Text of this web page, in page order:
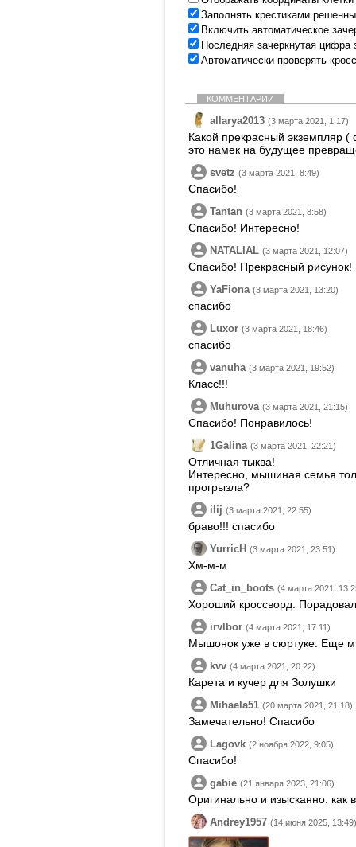
Заполнять крестиками
Включить автоматическое
Последняя зачеркнутая цифра
Автоматически проверять
КОММЕНТАРИИ
allarya2013 (3 марта 2021, 1:17)
Какой прекрасный экземпляр
это намек на будущее
svetz (3 марта 2021, 8:49)
Спасибо!
Tantan (3 марта 2021, 8:58)
Спасибо! Интересно!
NATALIAL (3 марта 2021, 12:07)
Спасибо! Прекрасный рисунок!
YaFiona (3 марта 2021, 13:20)
спасибо
Luxor (3 марта 2021, 18:46)
спасибо
vanuha (3 марта 2021, 19:52)
Класс!!!
Muhurova (3 марта 2021, 21:15)
Спасибо! Понравилось!
1Galina (3 марта 2021, 22:21)
Отличная тыква!
Интересно, мышиная семья
прогрызла?
ilij (3 марта 2021, 22:55)
браво!!! спасибо
YurricH (3 марта 2021, 23:51)
Хм-м-м
Cat_in_boots (4 марта 2021,
Хороший кроссворд.
irvlbor (4 марта 2021, 17:11)
Мышонок уже в сюртуке. Еще
kvv (4 марта 2021, 20:22)
Карета и кучер для Золушки
Mihaela51 (20 марта 2021, 21:18)
Замечательно! Спасибо
Lagovk (2 ноября 2022, 9:05)
Спасибо!
gabie (21 января 2023, 21:06)
Оригинально и изысканно. как
Andrey1957 (14 июня 2025, 13:49)